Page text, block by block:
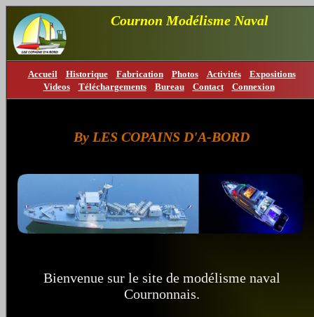
Cournon Modélisme Naval
Accueil Historique Fabrication Photos Activités
Expositions
Videos
Téléchargements Bureau Contact Connexion
By LES COPAINS D'A-BORD
Bienvenue sur le site de modélisme naval
Cournonnais.